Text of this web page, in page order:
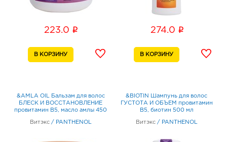
223.0 i 274.0 i
&AMLA OIL Бальзам для волос
БЛЕСК И ВОССТАНОВЛЕНИЕ
провитамин В5, масло амлы 450
Витэкс / PANTHENOL
&BIOTIN Шампунь для волос
ГУСТОТА И ОБЪЕМ провитамин
В5, биотин 500 мл
Витэкс / PANTHENOL